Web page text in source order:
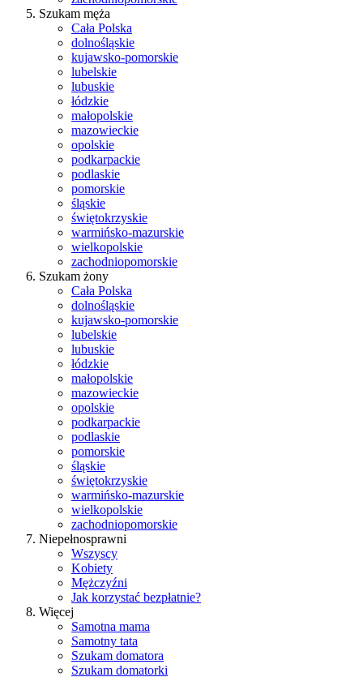
Szukam męża
Cała Polska
dolnośląskie
kujawsko-pomorskie
lubelskie
lubuskie
łódzkie
małopolskie
mazowieckie
opolskie
podkarpackie
podlaskie
pomorskie
śląskie
świętokrzyskie
warmińsko-mazurskie
wielkopolskie
zachodniopomorskie
Szukam żony
Cała Polska
dolnośląskie
kujawsko-pomorskie
lubelskie
lubuskie
łódzkie
małopolskie
mazowieckie
opolskie
podkarpackie
podlaskie
pomorskie
śląskie
świętokrzyskie
warmińsko-mazurskie
wielkopolskie
zachodniopomorskie
Niepełnosprawni
Wszyscy
Kobiety
Mężczyźni
Jak korzystać bezpłatnie?
Więcej
Samotna mama
Samotny tata
Szukam domatora
Szukam domatorki